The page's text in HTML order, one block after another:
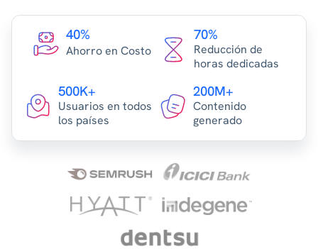
40%
Ahorro en Costo
70%
Reducción de
horas dedicadas
500K+
Usuarios en todos
los países
200M+
Contenido
generado